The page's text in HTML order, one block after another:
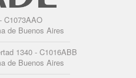
C1073AAO
de Buenos Aires
1340 - C1016ABB
de Buenos Aires